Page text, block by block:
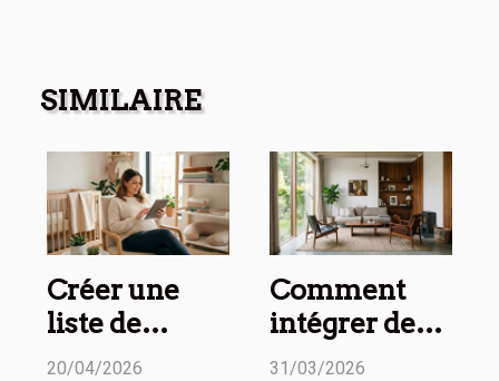
SIMILAIRE
Créer une
liste de
naissance
20/04/2026
Comment
intégrer des
meubles
31/03/2026